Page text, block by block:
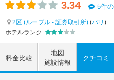
3.34 5件
2区 (ルーブル - 証券取引所) (パリ)
ホテルランク
料金比較
地図
施設情報
クチコミ